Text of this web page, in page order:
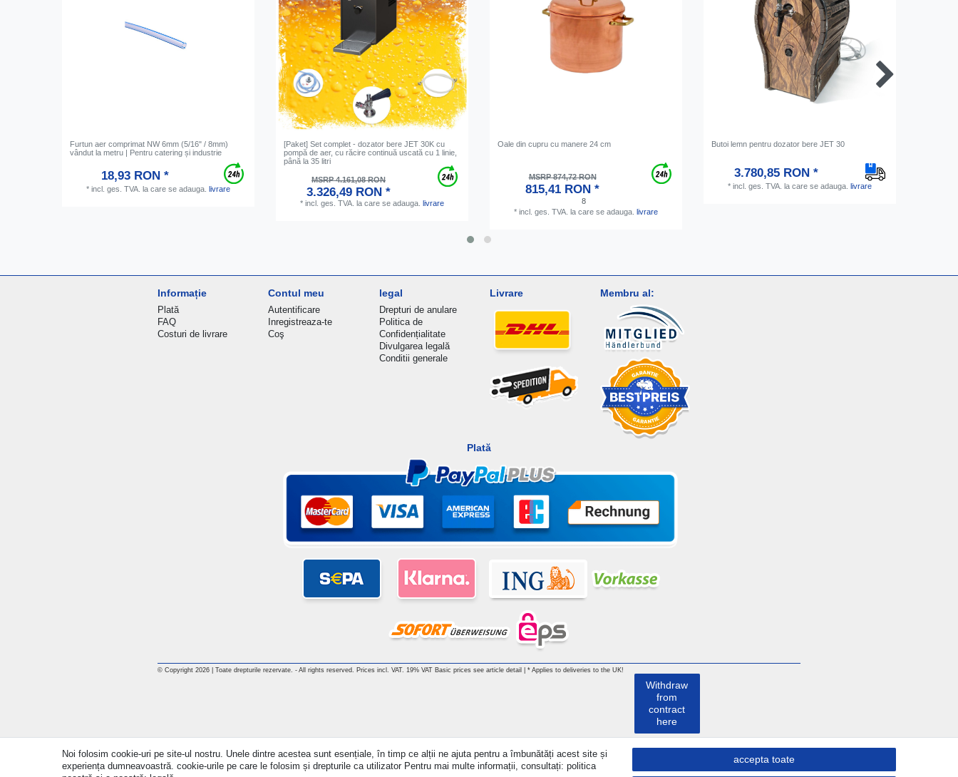
Furtun aer comprimat NW 6mm (5/16" / 8mm)
vândut la metru | Pentru catering și industrie
18,93 RON *
* incl. ges. TVA. la care se adauga. livrare
[Paket] Set complet - dozator bere JET 30K cu
pompă de aer, cu răcire continuă uscată cu 1 linie,
până la 35 litri
MSRP 4.161,08 RON
3.326,49 RON *
* incl. ges. TVA. la care se adauga. livrare
Oale din cupru cu manere 24 cm
MSRP 874,72 RON
815,41 RON *
8
* incl. ges. TVA. la care se adauga. livrare
Butoi lemn pentru dozator bere JET 30
3.780,85 RON *
* incl. ges. TVA. la care se adauga. livrare
Informație
Plată
FAQ
Costuri de livrare
Contul meu
Autentificare
Inregistreaza-te
Coş
legal
Drepturi de anulare
Politica de
Confidențialitate
Divulgarea legală
Conditii generale
Livrare Membru al:
Plată
© Copyright 2026 | Toate drepturile rezervate. - All rights reserved. Prices incl. VAT. 19% VAT Basic prices see article detail | * Applies to deliveries to the UK!
Noi folosim cookie-uri pe site-ul nostru. Unele dintre acestea sunt esențiale, în timp ce alții ne ajuta pentru a îmbunătăți acest site și
experiența dumneavoastră. cookie-urile pe care le folosim și drepturile ca utilizator Pentru mai multe informații, consultați: politica
accepta toate
Withdraw
from
contract
here